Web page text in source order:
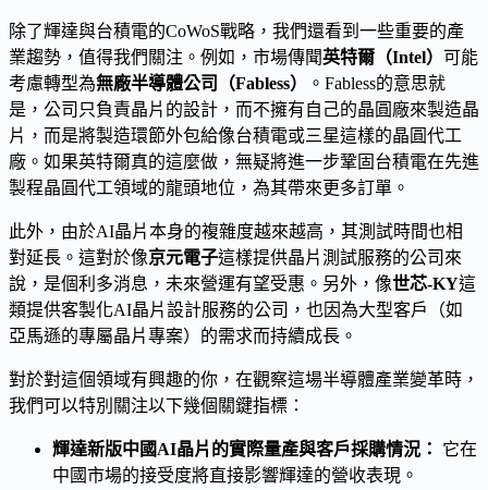
除了輝達與台積電的CoWoS戰略，我們還看到一些重要的產
業趨勢，值得我們關注。例如，市場傳聞英特爾（Intel） 可能
考慮轉型為無廠半導體公司（Fabless）
。Fabless的意思就
是，公司只負責晶片的設計，而不擁有自己的晶圓廠來製造晶
片，而是將製造環節外包給像台積電或三星這樣的晶圓代工
廠。如果英特爾真的這麼做，無疑將進一步鞏固台積電在先進
製程晶圓代工領域的龍頭地位，為其帶來更多訂單。
此外，由於AI晶片本身的複雜度越來越高，其測試時間也相
對延長。這對於像京元電子這樣提供晶片測試服務的公司來
說，是個利多消息，未來營運有望受惠。另外，像世芯-KY這
類提供客製化AI晶片設計服務的公司，也因為大型客戶（如
亞馬遜的專屬晶片專案）的需求而持續成長。
對於對這個領域有興趣的你，在觀察這場半導體產業變革時，
我們可以特別關注以下幾個關鍵指標：
輝達新版中國AI晶片的實際量產與客戶採購情況：
它在
中國市場的接受度將直接影響輝達的營收表現。